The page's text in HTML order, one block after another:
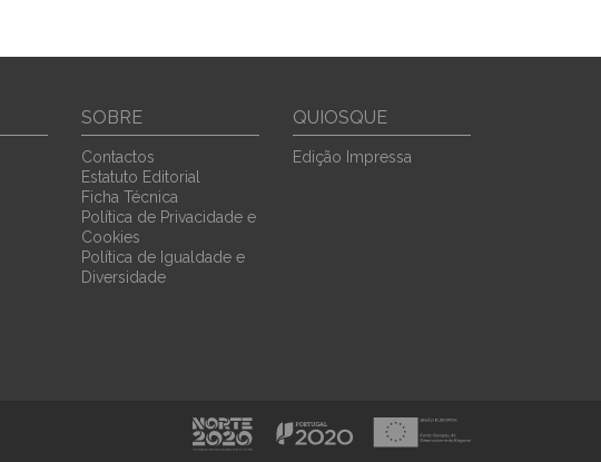
SOBRE
Contactos
Estatuto Editorial
Ficha Técnica
Política de Privacidade e
Cookies
Política de Igualdade e
Diversidade
QUIOSQUE
Edição Impressa